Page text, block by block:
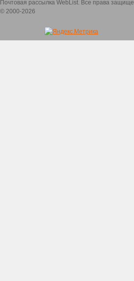
Почтовая рассылка WebList. Все права
© 2000-2026